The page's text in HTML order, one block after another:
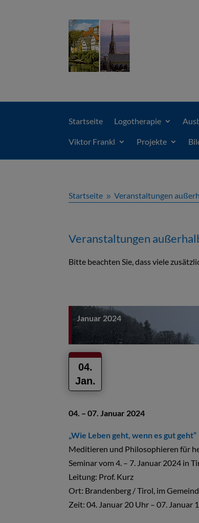
Startseite Logotherapie
Viktor Frankl Projekte
Startseite 9 Veranstaltungen
Veranstaltungen
Bitte beachten Sie, dass viele
Januar 2024
04.
Jan.
04. – 07. Januar 2024
„Wie Leben geht, wenn es gut geht“
Meditieren und Philosophieren für
Seminar vom 4. – 7. Januar 2024 in
Leitung: Prof. Kurz
Ort: Brandenberg / Tirol, im
Zeit: 04. Januar 20 Uhr – 07. Januar